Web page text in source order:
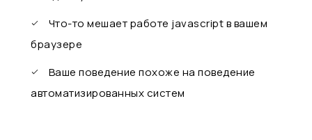
Что-то мешает работе javascript в вашем
браузере
Ваше поведение похоже на поведение
автоматизированных систем